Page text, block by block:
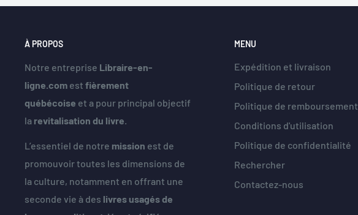
À PROPOS
Notre entreprise Libraire-en-
ligne.com est fièrement
québécoise et a pour principal objectif
la revitalisation du livre.
L’essentiel de notre mission est de
promouvoir toutes les dimensions de
la culture, notamment en offrant une
seconde vie à des livres usagés de
MENU
Expédition et livraison
Politique de retour
Politique de remboursement
Conditions d'utilisation
Politique de confidentialité
Rechercher
Contactez-nous